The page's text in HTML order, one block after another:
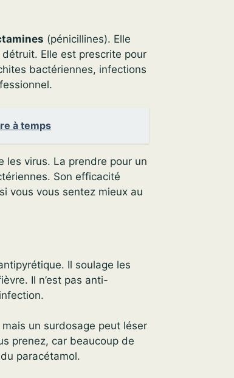
(pénicillines). Elle
Elle est prescrite pour
bactériennes, infections
à temps
les virus. La prendre pour un
Son efficacité
vous vous sentez mieux au
Il soulage les
Il n’est pas anti-
un surdosage peut léser
prenez, car beaucoup de
paracétamol.